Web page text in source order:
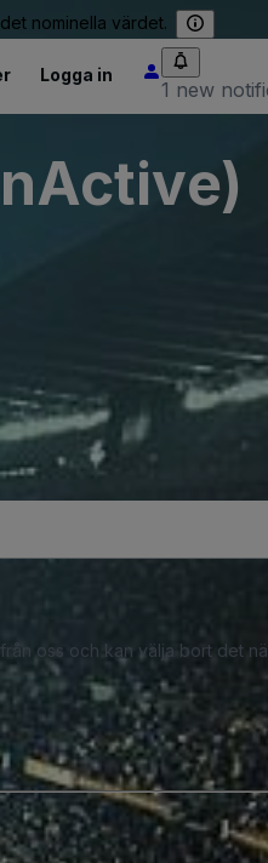
nominella värdet.
Logga in
1 new
oss och kan välja bort det